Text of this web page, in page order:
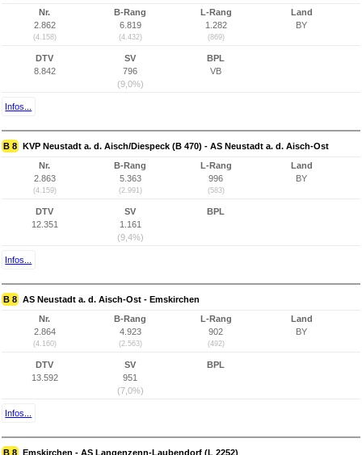
Nr.
2.862
(4.158)
B-Rang
6.819
(4.432)
L-Rang
1.282
(869)
Land
BY
DTV
8.842
SV
796
(9,0%)
BPL
VB
Infos...
B 8 KVP Neustadt a. d. Aisch/Diespeck (B 470) - AS Neustadt a. d. Aisch-Ost
Nr.
2.863
(4.159)
B-Rang
5.363
(2.991)
L-Rang
996
(583)
Land
BY
DTV
12.351
SV
1.161
(9,4%)
BPL
Infos...
B 8 AS Neustadt a. d. Aisch-Ost - Emskirchen
Nr.
2.864
(4.160)
B-Rang
4.923
(2.563)
L-Rang
902
(492)
Land
BY
DTV
13.592
SV
951
(7,0%)
BPL
Infos...
B 8 Emskirchen - AS Langenzenn-Laubendorf (L 2252)